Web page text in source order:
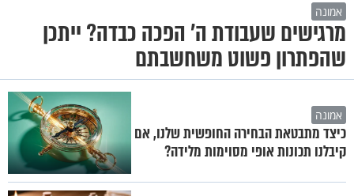
אמונה
מרגישים שעבודת ה' הפכה כבדה? ייתכן
שהפתרון פשוט משחשבתם
אמונה
כיצד מתבטאת הבחירה החופשית שלנו, אם
קיבלנו תכונות אופי מסוימות מלידה?